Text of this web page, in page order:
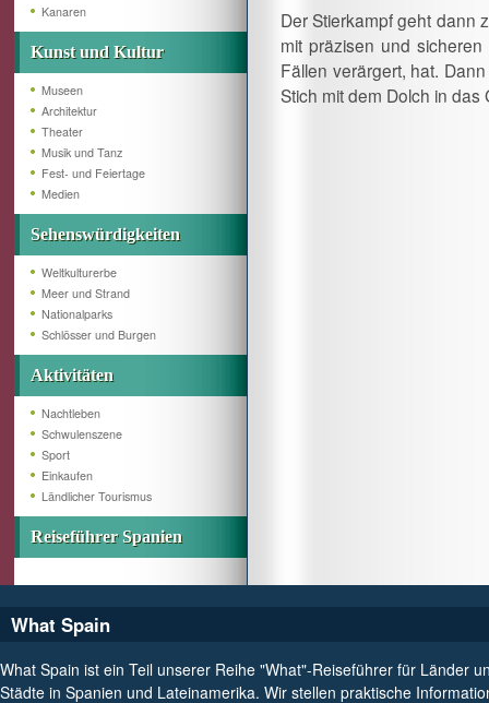
Kanaren
Kunst und Kultur
Museen
Architektur
Theater
Musik und Tanz
Fest- und Feiertage
Medien
Sehenswürdigkeiten
Weltkulturerbe
Meer und Strand
Nationalparks
Schlösser und Burgen
Aktivitäten
Nachtleben
Schwulenszene
Sport
Einkaufen
Ländlicher Tourismus
Reiseführer Spanien
Der Stierkampf geht dann
mit präzisen und
Fällen verärgert, hat.
Stich mit dem Dolch in das
What Spain
What Spain ist ein Teil unserer Reihe "What"-Reiseführer für Länder
Städte in Spanien und Lateinamerika. Wir stellen praktische